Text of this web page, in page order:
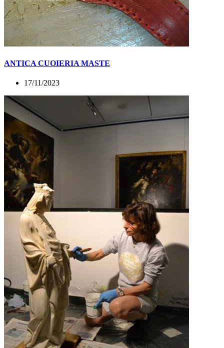
ANTICA CUOIERIA MASTE
17/11/2023